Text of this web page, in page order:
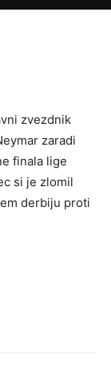
zvezdnik
zaradi
finala lige
si je zlomil
derbiju proti